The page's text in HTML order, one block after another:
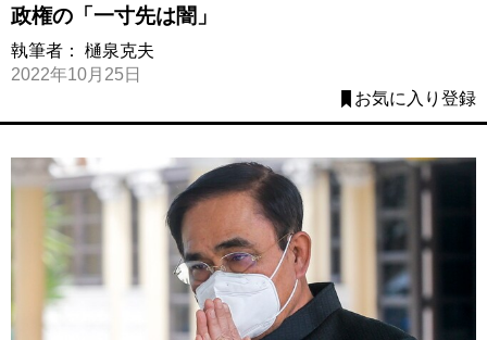
政権の「一寸先は闇」
執筆者： 樋泉克夫
2022年10月25日
お気に入り登録